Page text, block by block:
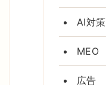
AI対策
MEO
広告